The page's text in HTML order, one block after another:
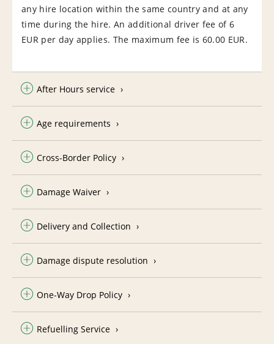
any hire location within the same country and at any
time during the hire. An additional driver fee of 6
EUR per day applies. The maximum fee is 60.00 EUR.
After Hours service
Age requirements
Cross-Border Policy
Damage Waiver
Delivery and Collection
Damage dispute resolution
One-Way Drop Policy
Refuelling Service